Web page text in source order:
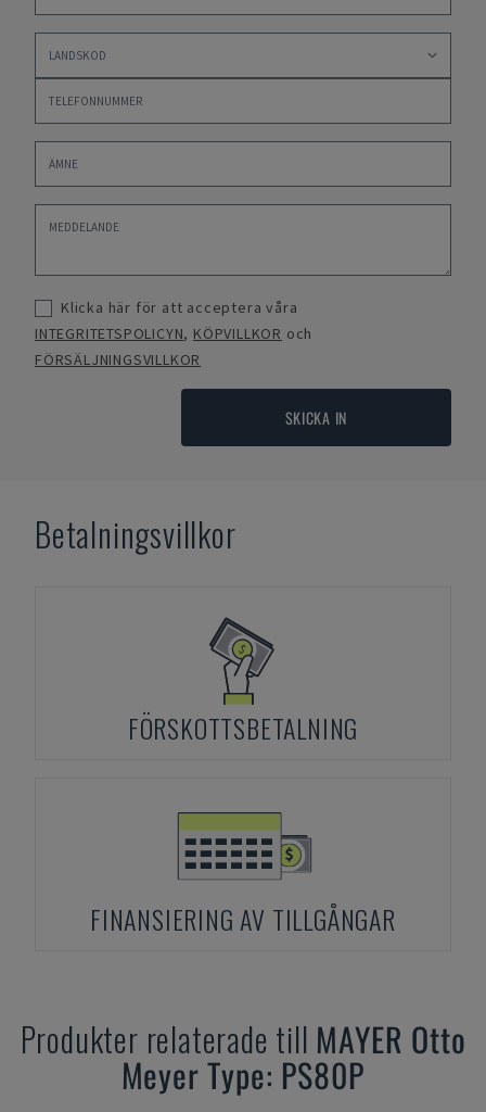
Klicka här för att acceptera våra
INTEGRITETSPOLICYN, KÖPVILLKOR och
FÖRSÄLJNINGSVILLKOR
SKICKA IN
Betalningsvillkor
FÖRSKOTTSBETALNING
FINANSIERING AV TILLGÅNGAR
Produkter relaterade till MAYER Otto
Meyer Type: PS80P